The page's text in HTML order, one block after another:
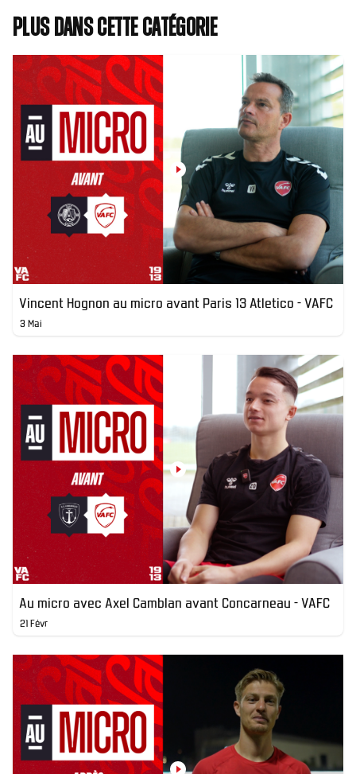
Plus dans cette catégorie
Vincent Hognon au micro avant Paris 13 Atletico - VAFC
3 Mai
Au micro avec Axel Camblan avant Concarneau - VAFC
21 Févr